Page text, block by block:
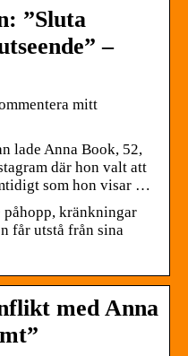
”Sluta
–
mitt
lade Anna Book, 52,
där hon valt att
som hon visar …
påhopp, kränkningar
får utstå från sina
med Anna